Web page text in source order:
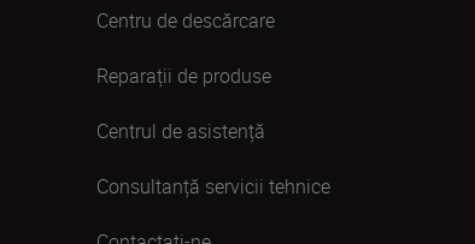
Centru de descărcare
Reparații de produse
Centrul de asistență
Consultanță servicii tehnice